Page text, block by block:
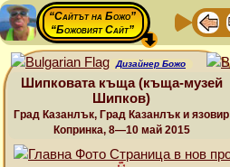
“Сайтът на Божо”
“Божовият Сайт”
Дизайнер Божо
Шипковата къща (къща-музей
Шипков)
Град Казанлък, Град Казанлък и язовир
Копринка, 8—10 май 2015